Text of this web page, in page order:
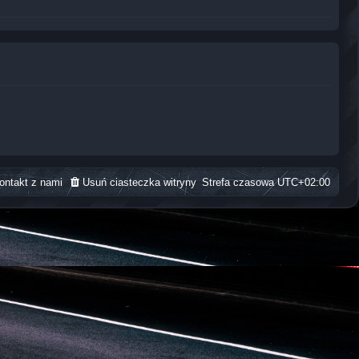
Strefa czasowaUTC+02:00
Usuń ciasteczka witryny
z nami